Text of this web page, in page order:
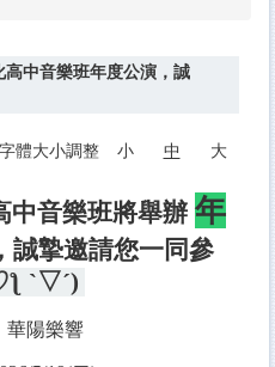
中音樂班年度公演，誠
字體大小調整 小 中 大
中音樂班將舉辦 年
誠摯邀請您一同參
(´▽` ʃ♡ƪ)
華陽樂響